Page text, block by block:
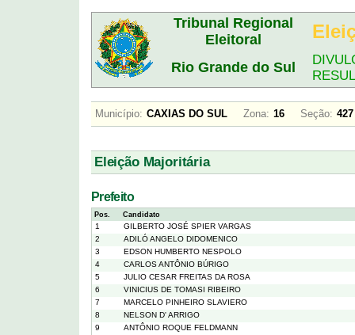
Tribunal Regional
Eleitoral
Rio Grande do Sul
Município: CAXIAS DO SUL Zona: 16 Seção:
Eleição Majoritária
Prefeito
Pos. Candidato
1
GILBERTO JOSÉ SPIER VARGAS
2
ADILÓ ANGELO DIDOMENICO
3
EDSON HUMBERTO NESPOLO
4
CARLOS ANTÔNIO BÚRIGO
5
JULIO CESAR FREITAS DA ROSA
6
VINICIUS DE TOMASI RIBEIRO
7
MARCELO PINHEIRO SLAVIERO
8
NELSON D' ARRIGO
9
ANTÔNIO ROQUE FELDMANN